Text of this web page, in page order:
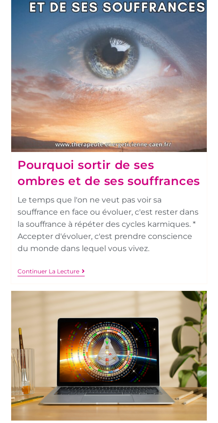
Pourquoi sortir de ses
ombres et de ses souffrances
Le temps que l'on ne veut pas voir sa
souffrance en face ou évoluer, c'est rester dans
la souffrance à répéter des cycles karmiques. *
Accepter d'évoluer, c'est prendre conscience
du monde dans lequel vous vivez.
Continuer La Lecture